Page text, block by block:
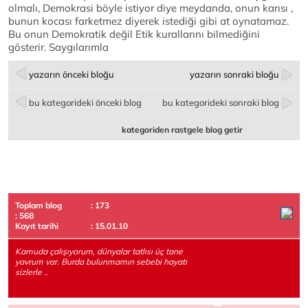
olmalı, Demokrasi böyle istiyor diye meydanda, onun karısı ,
bunun kocası farketmez diyerek istediği gibi at oynatamaz.
Bu onun Demokratik değil Etik kurallarını bilmediğini
gösterir. Saygılarımla
yazarın önceki bloğu yazarın sonraki bloğu
bu kategorideki önceki blog bu kategorideki sonraki blog
kategoriden rastgele blog getir
Toplam blog
: 173
: 568
Kayıt tarihi
: 15.01.10
Kamuda çalışıyorum, dünyalar tatlısı üç tane
yavrum var. Burda bulunmamın sebebi hayatı
sizlerle ..